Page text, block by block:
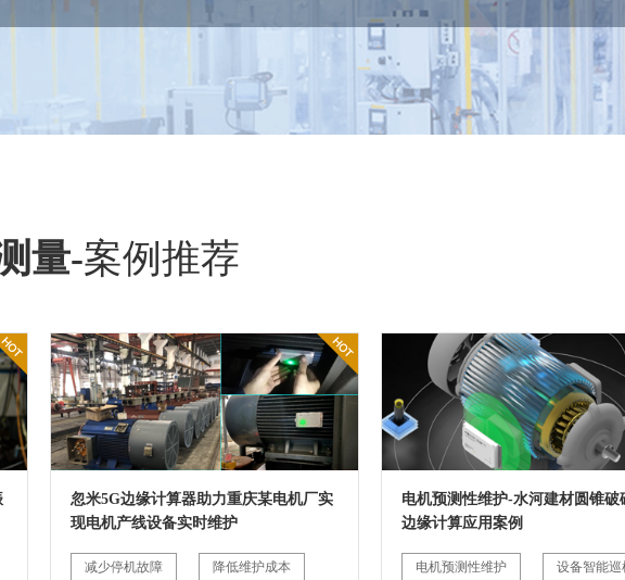
量-案例推荐
忽米5G边缘计算器助力重庆某电机厂实
现电机产线设备实时维护
减少停机故障 降低维护成本
电机预测性维护-水河建材圆锥破
边缘计算应用案例
电机预测性维护 设备智能巡